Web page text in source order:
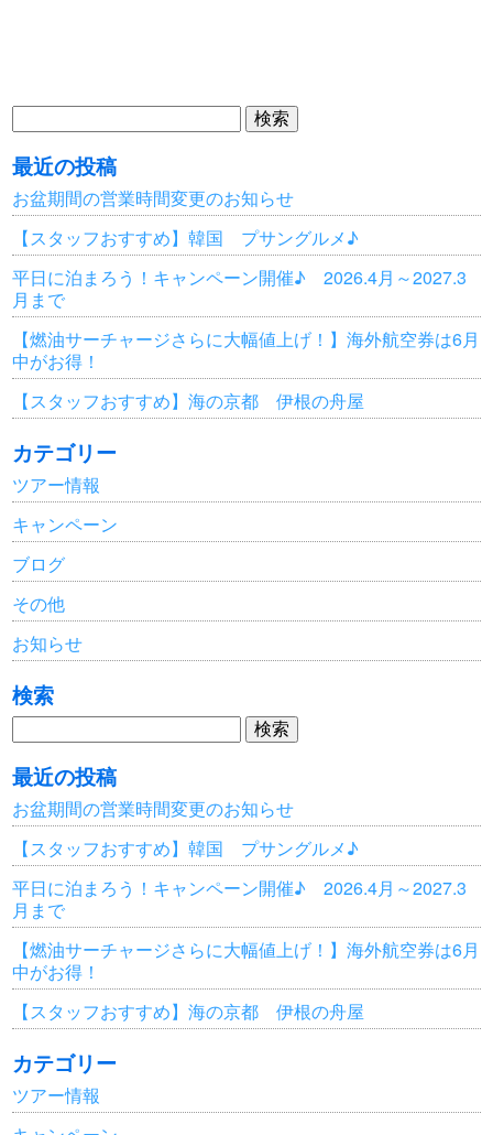
検
索:
最近の投稿
お盆期間の営業時間変更のお知らせ
【スタッフおすすめ】韓国 プサングルメ♪
平日に泊まろう！キャンペーン開催♪ 2026.4月～2027.3
月まで
【燃油サーチャージさらに大幅値上げ！】海外航空券は6月
中がお得！
【スタッフおすすめ】海の京都 伊根の舟屋
カテゴリー
ツアー情報
キャンペーン
ブログ
その他
お知らせ
検索
検
索:
最近の投稿
お盆期間の営業時間変更のお知らせ
【スタッフおすすめ】韓国 プサングルメ♪
平日に泊まろう！キャンペーン開催♪ 2026.4月～2027.3
月まで
【燃油サーチャージさらに大幅値上げ！】海外航空券は6月
中がお得！
【スタッフおすすめ】海の京都 伊根の舟屋
カテゴリー
ツアー情報